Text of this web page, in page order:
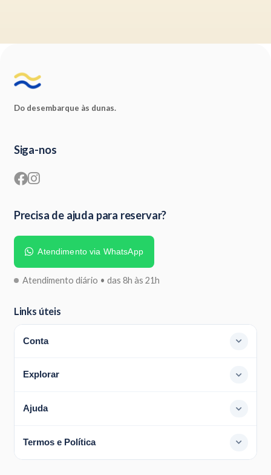
Do desembarque às dunas.
Siga-nos
Precisa de ajuda para reservar?
Atendimento via WhatsApp
Atendimento diário • das 8h às 21h
Links úteis
Conta
Explorar
Ajuda
Termos e Política